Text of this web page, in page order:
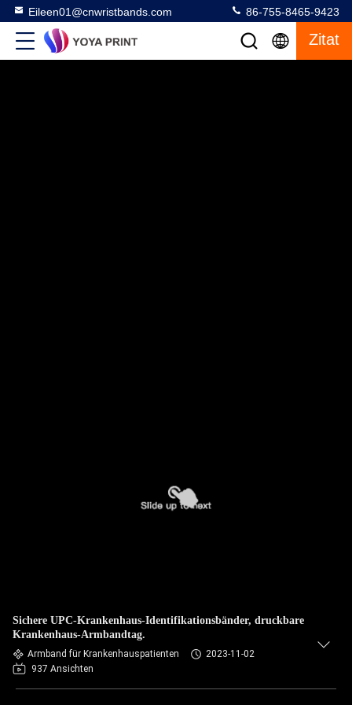
Eileen01@cnwristbands.com 86-755-8465-9423
Zitat
Sichere UPC-Krankenhaus-Identifikationsbänder, druckbare
Krankenhaus-Armbandtag.
Armband für Krankenhauspatienten
2023-11-02
937 Ansichten